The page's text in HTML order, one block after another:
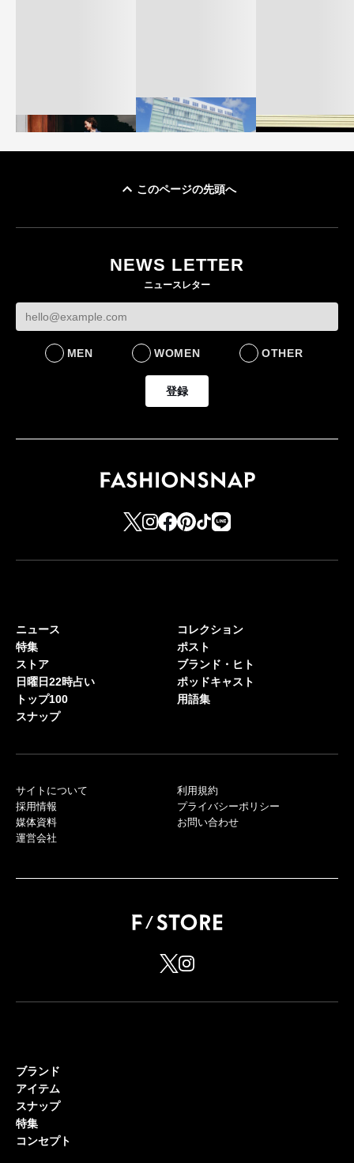
ケットなど7型を発売
FASHION
FASHION
BUSINESS
このページの先頭へ
NEWS LETTER
ニュースレター
MEN WOMEN OTHER
登録
ニュース
特集
ストア
日曜日22時占い
トップ100
スナップ
コレクション
ポスト
ブランド・ヒト
ポッドキャスト
用語集
サイトについて
採用情報
媒体資料
運営会社
利用規約
プライバシーポリシー
お問い合わせ
ブランド
アイテム
スナップ
特集
コンセプト